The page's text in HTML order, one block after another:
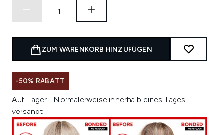
ZUM WARENKORB HINZUFÜGEN
-50% RABATT
Auf Lager | Normalerweise innerhalb eines Tages
versandt